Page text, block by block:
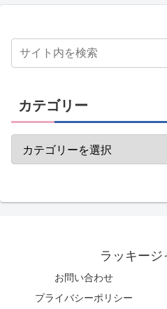
カテゴリー
ラッキージ
お問い合わせ
プライバシーポリシー